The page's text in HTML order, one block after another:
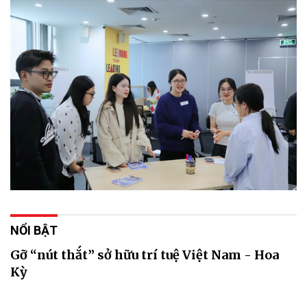
NỔI BẬT
Gỡ “nút thắt” sở hữu trí tuệ Việt Nam - Hoa
Kỳ